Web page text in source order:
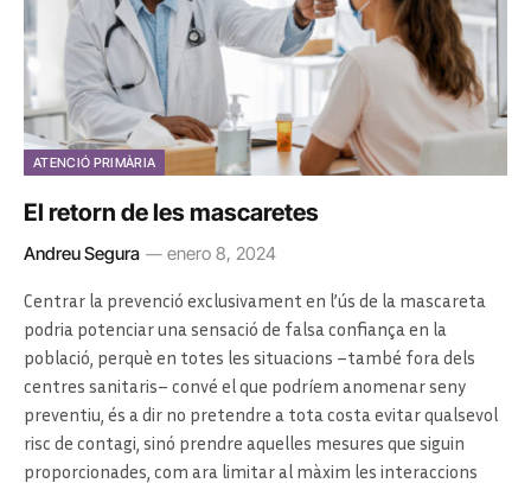
ATENCIÓ PRIMÀRIA
El retorn de les mascaretes
Andreu Segura enero 8, 2024
Centrar la prevenció exclusivament en l’ús de la mascareta
podria potenciar una sensació de falsa confiança en la
població, perquè en totes les situacions –també fora dels
centres sanitaris– convé el que podríem anomenar seny
preventiu, és a dir no pretendre a tota costa evitar qualsevol
risc de contagi, sinó prendre aquelles mesures que siguin
proporcionades, com ara limitar al màxim les interaccions